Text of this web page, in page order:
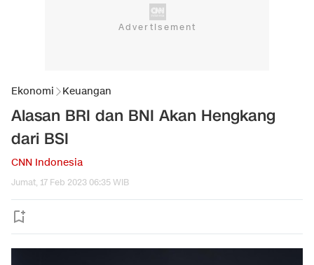
Ekonomi Keuangan
Alasan BRI dan BNI Akan Hengkang
dari BSI
CNN Indonesia
Jumat, 17 Feb 2023 06:35 WIB